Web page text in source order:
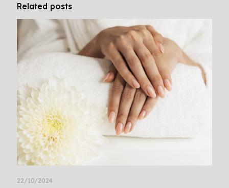
Related posts
22/10/2024